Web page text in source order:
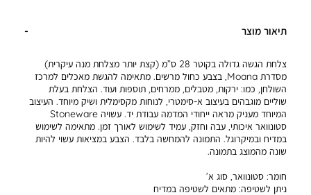
תיאור מוצר
צלחת הגשה גדולה בקוטר 28 ס”מ (קצת יותר מצלחת מנה עיקרית)
מסדרת Moana, בצבע כחול מרשים. מתאימה להגשת מאכלים למרכז
השולחן, כמו: ירקות, מטבלים, ממרחים, תוספות ועוד. הצלחת בעלת
שוליים מוגבהים בעיצוב א-סימטרי, לנוחות מקסימלית ושיק מיוחד. העיצוב
המיוחד מעניק מראה ייחודי המדמה עבודת יד. עשויה Stoneware
סטונוואר איכותי, עבה וחזק, עמיד לשימוש לאורך זמן. מתאימה לשימוש
במדיח ובמיקרוגל. התמונה להמחשה בלבד. הצבע במציאות עשוי להיות
שונה מהמוצג בתמונה.
חומר: סטונוואר, סוג א’
ניתן לשטיפה: מתאים לשטיפה במדיח